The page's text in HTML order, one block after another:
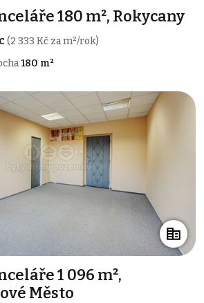
180 m², Rokycany
(2 333 Kč za m²/rok)
180 m²
1 096 m²,
Město